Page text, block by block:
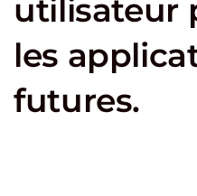
utilisateur
les
futures.